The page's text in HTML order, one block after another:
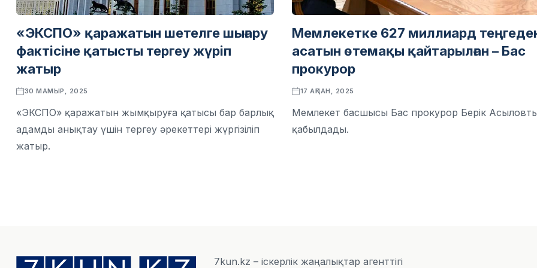
«ЭКСПО» қаражатын шетелге шығару
фактісіне қатысты тергеу жүріп
жатыр
30 МАМЫР, 2025
«ЭКСПО» қаражатын жымқыруға қатысы бар барлық
адамды анықтау үшін тергеу əрекеттері жүргізіліп
жатыр.
Мемлекетке 627 миллиард
асатын өтемақы қайтарылған – Бас
прокурор
17 АҚПАН, 2025
Мемлекет басшысы Бас прокурор Берік
қабылдады.
7kun.kz – іскерлік жаңалықтар агенттігі